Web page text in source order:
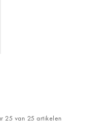
25 van 25 artikelen